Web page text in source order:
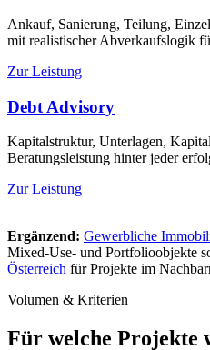
Ankauf, Sanierung, Teilung,
mit realistischer Abverkaufslogik
Zur Leistung
Debt Advisory
Kapitalstruktur, Unterlagen,
Beratungsleistung hinter jeder
Zur Leistung
Ergänzend: Gewerbliche
Mixed-Use- und Portfolioobjekte
Österreich für Projekte im
Volumen & Kriterien
Für welche Projekte